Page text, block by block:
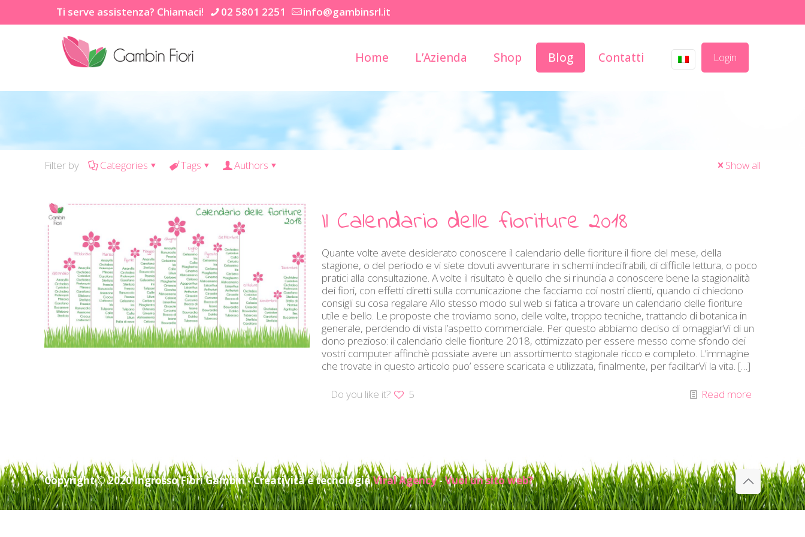
Ti serve assistenza? Chiamaci! 02 5801 2251 info@gambinsrl.it
Home L’Azienda Shop Blog Contatti Login
Filter by Categories Tags Authors Show all
Il Calendario delle fioriture 2018
Quante volte avete desiderato conoscere il calendario delle fioriture il fiore del mese, della
stagione, o del periodo e vi siete dovuti avventurare in schemi indecifrabili, di difficile lettura, o poco
pratici alla consultazione. A volte il risultato è quello che si rinuncia a conoscere bene la stagionalità
dei fiori, con effetti diretti sulla comunicazione che facciamo coi nostri clienti, quando ci chiedono
consigli su cosa regalare Allo stesso modo sul web si fatica a trovare un calendario delle fioriture
utile e bello. Le proposte che troviamo sono, delle volte, troppo tecniche, trattando di botanica in
generale, perdendo di vista l’aspetto commerciale. Per questo abbiamo deciso di omaggiarVi di un
dono prezioso: il calendario delle fioriture 2018, ottimizzato per essere messo come sfondo dei
vostri computer affinchè possiate avere un assortimento stagionale ricco e completo. L’immagine
che trovate in questo articolo puo’ essere scaricata e utilizzata, finalmente, per facilitarVi la vita. […]
Do you like it? 5 Read more
Copyright © 2020 Ingrosso Fiori Gambin - Creatività e tecnologiaViral Agency-Vuoi un sito web?